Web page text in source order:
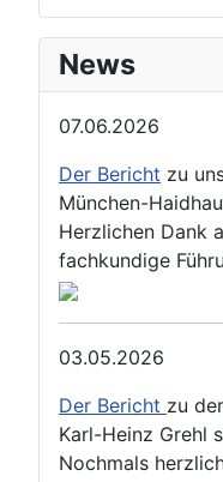
News
07.06.2026
Der Bericht zu
München-
Herzlichen Dank
fachkundige
03.05.2026
Der Bericht zu
Karl-Heinz Grehl
Nochmals